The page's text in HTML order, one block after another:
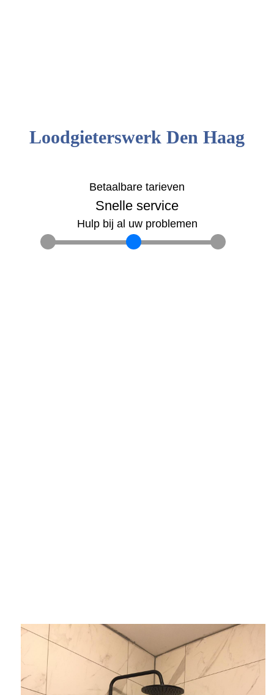
Loodgieterswerk Den Haag
Betaalbare tarieven
Snelle service
Hulp bij al uw problemen